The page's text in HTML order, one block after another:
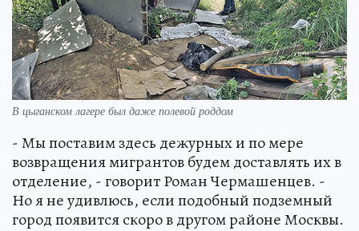
В цыганском лагере был даже полевой роддом
- Мы поставим здесь дежурных и по мере
возвращения мигрантов будем доставлять их в
отделение, - говорит Роман Чермашенцев. -
Но я не удивлюсь, если подобный подземный
город появится скоро в другом районе Москвы.